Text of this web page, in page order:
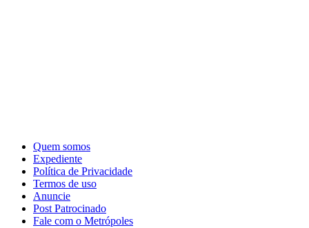
Quem somos
Expediente
Política de Privacidade
Termos de uso
Anuncie
Post Patrocinado
Fale com o Metrópoles